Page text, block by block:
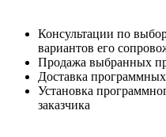
Консультации по
вариантов его
Продажа выбранных
Доставка
Установка
заказчика